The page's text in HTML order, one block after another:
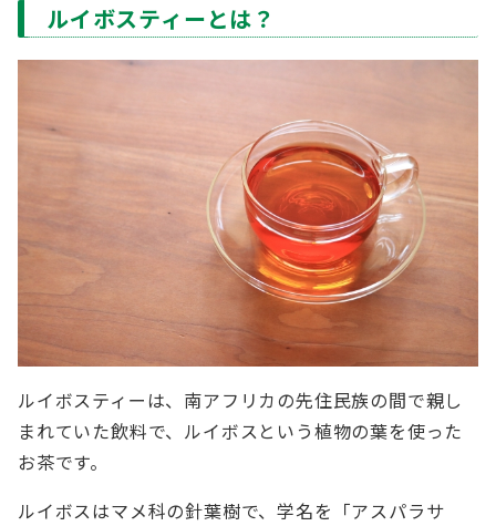
ルイボスティーとは？
ルイボスティーは、南アフリカの先住民族の間で親し
まれていた飲料で、ルイボスという植物の葉を使った
お茶です。
ルイボスはマメ科の針葉樹で、学名を「アスパラサ